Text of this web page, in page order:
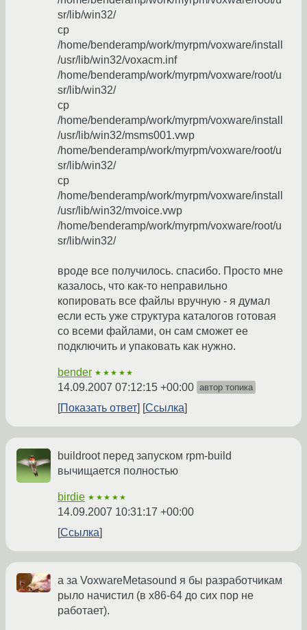
sr/lib/win32/
cp
/home/benderamp/work/myrpm/voxware/install
/usr/lib/win32/voxacm.inf
/home/benderamp/work/myrpm/voxware/root/u
sr/lib/win32/
cp
/home/benderamp/work/myrpm/voxware/install
/usr/lib/win32/msms001.vwp
/home/benderamp/work/myrpm/voxware/root/u
sr/lib/win32/
cp
/home/benderamp/work/myrpm/voxware/install
/usr/lib/win32/mvoice.vwp
/home/benderamp/work/myrpm/voxware/root/u
sr/lib/win32/
вроде все получилось. спасибо. Просто мне
казалось, что как-то неправильно
копировать все файлы вручную - я думал
если есть уже структура каталогов готовая
со всеми файлами, он сам сможет ее
подключить и упаковать как нужно.
bender ★★★★★
14.09.2007 07:12:15 +00:00 автор топика
Показать ответ Ссылка
buildroot перед запуском rpm-build
вычищается полностью
birdie ★★★★★
14.09.2007 10:31:17 +00:00
Ссылка
а за VoxwareMetasound я бы разработчикам
рыло начистил (в x86-64 до сих пор не
работает).